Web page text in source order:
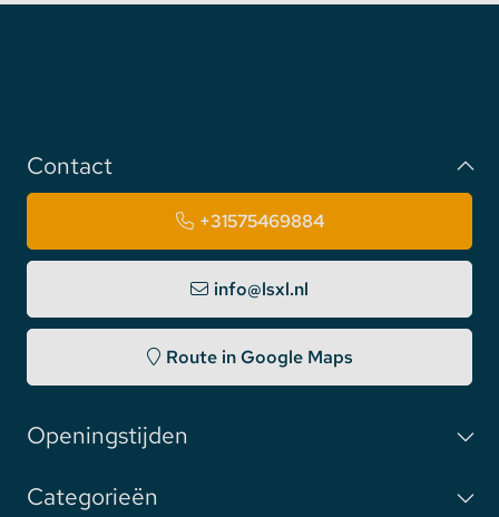
Contact
+31575469884
info@lsxl.nl
Route in Google Maps
Openingstijden
Categorieën